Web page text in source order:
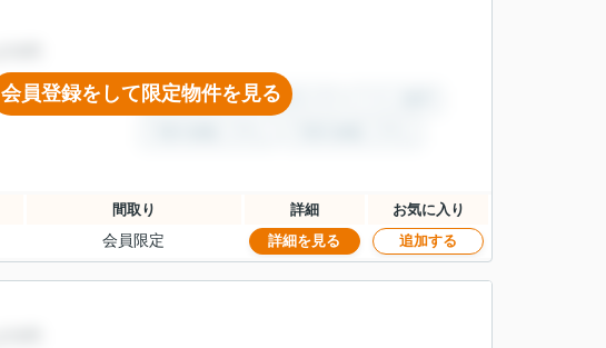
会員登録をして限定物件を見る
間取り 詳細 お気に入り
会員限定 詳細を見る 追加する